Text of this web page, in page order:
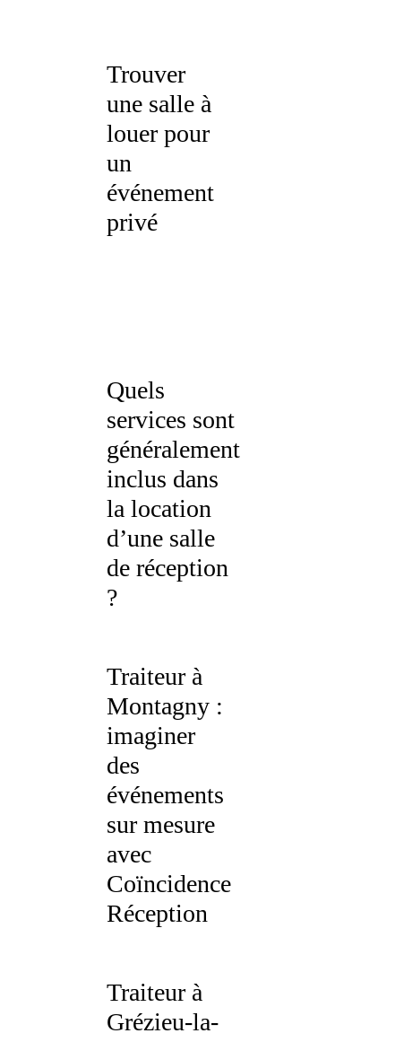
Trouver
une salle à
louer pour
un
événement
privé
Quels
services sont
généralement
inclus dans
la location
d’une salle
de réception
?
Traiteur à
Montagny :
imaginer
des
événements
sur mesure
avec
Coïncidence
Réception
Traiteur à
Grézieu-la-